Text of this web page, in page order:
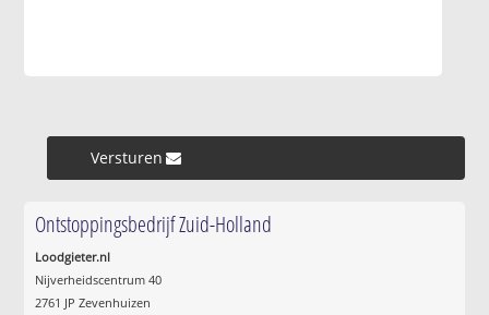
Versturen »
Ontstoppingsbedrijf Zuid-Holland
Loodgieter.nl
Nijverheidscentrum 40
2761 JP Zevenhuizen